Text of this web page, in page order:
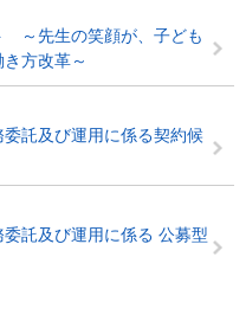
～先生の笑顔が、子ども
方改革～
託及び運用に係る契約候
託及び運用に係る 公募型